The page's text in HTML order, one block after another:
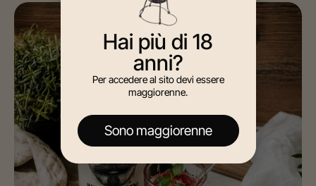
GIN
Hai più di 18
anni?
Per accedere al sito devi essere
maggiorenne.
Sono maggiorenne